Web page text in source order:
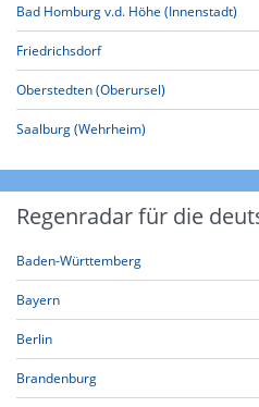
Bad Homburg v.d. Höhe (Innenstadt)
Friedrichsdorf
Oberstedten (Oberursel)
Saalburg (Wehrheim)
Regenradar für die
Baden-Württemberg
Bayern
Berlin
Brandenburg